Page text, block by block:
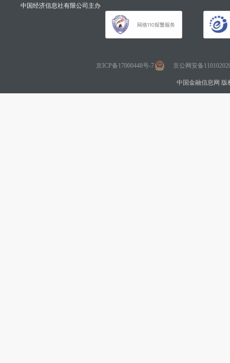
中国经济信息社有限公司主办
京ICP备17000448号-7 京公网安备
中国金融信息网 版